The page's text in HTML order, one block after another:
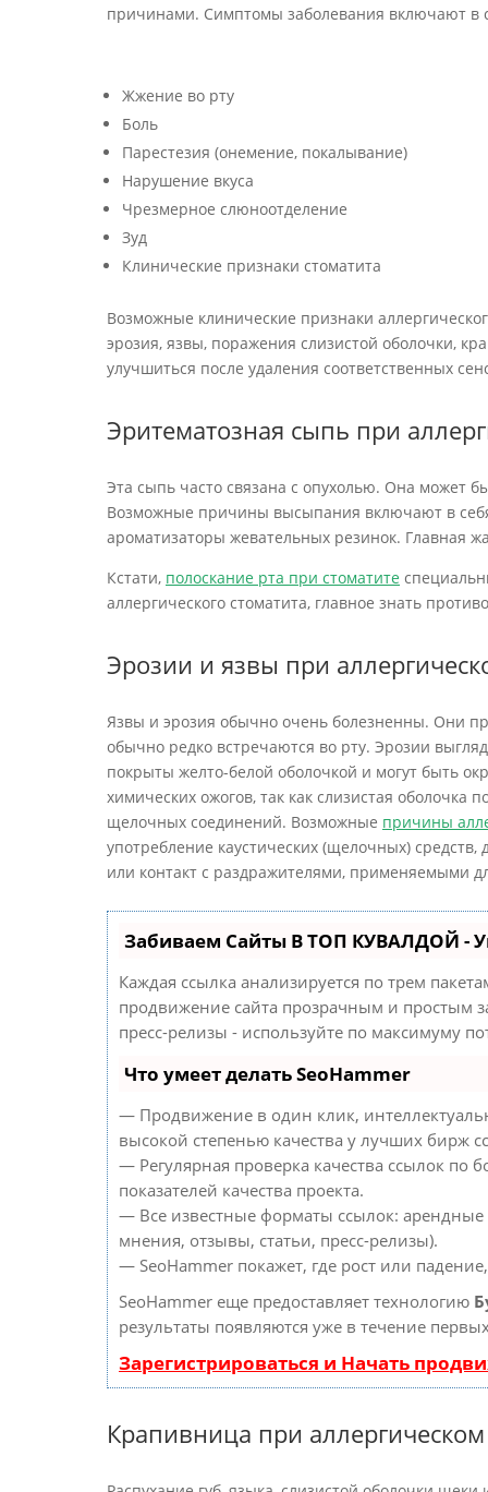
причинами. Симптомы заболевания включают в
Жжение во рту
Боль
Парестезия (онемение, покалывание)
Нарушение вкуса
Чрезмерное слюноотделение
Зуд
Клинические признаки стоматита
Возможные клинические признаки
эрозия, язвы, поражения слизистой оболочки,
улучшиться после удаления соответственных
Эритематозная сыпь при
Эта сыпь часто связана с опухолью. Она может
Возможные причины высыпания включают в
ароматизаторы жевательных резинок. Главная
Кстати, полоскание рта при стоматите
аллергического стоматита, главное знать
Эрозии и язвы при
Язвы и эрозия обычно очень болезненны. Они
обычно редко встречаются во рту. Эрозии
покрыты желто-белой оболочкой и могут быть
химических ожогов, так как слизистая оболочка
щелочных соединений. Возможные причины
употребление каустических (щелочных)
или контакт с раздражителями, применяемыми
Забиваем Сайты В ТОП КУВАЛДОЙ -
Каждая ссылка анализируется по трем
продвижение сайта прозрачным и простым
пресс-релизы - используйте по максимуму
Что умеет делать SeoHammer
— Продвижение в один клик,
высокой степенью качества у лучших бирж
— Регулярная проверка качества ссылок по
показателей качества проекта.
— Все известные форматы ссылок:
мнения, отзывы, статьи, пресс-релизы).
— SeoHammer покажет, где рост или
SeoHammer еще предоставляет технологию
результаты появляются уже в течение
Зарегистрироваться и Начать
Крапивница при аллергическом